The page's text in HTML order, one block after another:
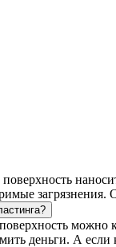
деньги. А